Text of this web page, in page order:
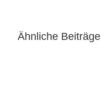
Ähnliche Beiträge